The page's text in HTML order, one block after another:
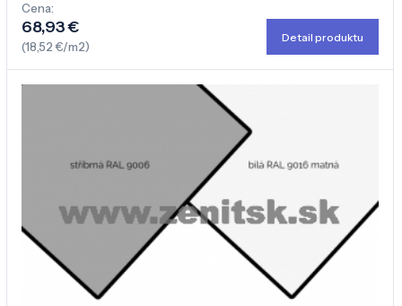
Cena:
68,93 €
(18,52 €/m2)
Detail produktu